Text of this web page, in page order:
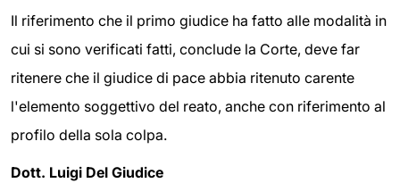
Il riferimento che il primo giudice ha fatto alle modalità in
cui si sono verificati fatti, conclude la Corte, deve far
ritenere che il giudice di pace abbia ritenuto carente
l'elemento soggettivo del reato, anche con riferimento al
profilo della sola colpa.
Dott. Luigi Del Giudice